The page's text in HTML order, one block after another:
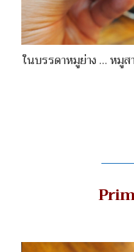
ในบรรดาหมูย่าง … หมู